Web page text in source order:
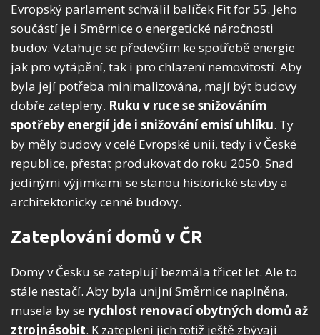
Evropský parlament schválil balíček Fit for 55. Jeho
součástí je i Směrnice o energetické náročnosti
budov. Vztahuje se především ke spotřebě energie
jak pro vytápění, tak i pro chlazení nemovitostí. Aby
byla její potřeba minimalizována, mají být budovy
dobře zatepleny. Ruku v ruce se snižováním
spotřeby energií jde i snižování emisí uhlíku. Ty
by měly budovy v celé Evropské unii, tedy i v České
republice, přestat produkovat do roku 2050. Snad
jedinými výjimkami se stanou historické stavby a
architektonicky cenné budovy.
Zateplování domů v ČR
Domy v Česku se zateplují bezmála třicet let. Ale to
stále nestačí. Aby byla unijní Směrnice naplněna,
musela by se rychlost renovací obytných domů až
ztrojnásobit. K zateplení jich totiž ještě zbývají